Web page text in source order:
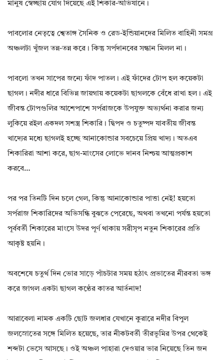
মানুষ স্বেচ্ছায় যোগ দিয়েছে এই শিকার-অভিযানে।
পাবলোর নেতৃত্বে শ্বেতাঙ্গ সৈনিক ও রেড-ইন্ডিয়ানদের মিলিত বাহিনী সমগ্র
অঞ্চলটা খুঁজল তন্ন-তন্ন করে। কিন্তু সর্পদানবের সন্ধান মিলল না।
পাবলো তখন সাপের জন্যে ফাঁদ পাতল। এই ফাঁদের টোপ হল কয়েকটা
ছাগল। নদীর ধারে বিভিন্ন জায়গায় কয়েকটা ছাগলকে বেঁধে রাখা হল। এই
জীবন্ত টোপগুলির আশেপাশে সর্পরাজকে উপযুক্ত অভ্যর্থনা করার জন্য
লুকিয়ে রইল একদল সশস্ত্র শিকারি। দ্বিপদ ও চতুষ্পদ যাবতীয় জীবন্ত
খাদ্যের মধ্যে ছাগলই হচ্ছে আনাকোন্ডার সবচেয়ে প্রিয় খাদ্য। অতএব
শিকারিরা আশা করে, ছাগ-মাংসের লোভে দানব নিশ্চয় আত্মপ্রকাশ
করবে…
পর পর তিনটি দিন চলে গেল, কিন্তু আনাকোন্ডার পাত্তা নেই! হয়তো
সর্পরাজ শিকারিদের অভিসন্ধি বুঝতে পেরেছে, অথবা তখনো পর্যন্ত হয়তো
পূর্ববর্তী শিকারের মাংসে উদর পূর্ণ থাকায় সরীসৃপ নতুন শিকারের প্রতি
আকৃষ্ট হয়নি।
অবশেষে চতুর্থ দিন ভোর সাড়ে পাঁচটার সময় হঠাৎ প্রভাতের নীরবতা ভঙ্গ
করে জাগল একটা ছাগল কণ্ঠের কাতর আর্তনাদ!
আরাবেলা নামক একটি ছোট জলধার যেখানে কুরারে নদীর বিপুল
জলস্রোতের সঙ্গে মিলিত হয়েছে, তার নীকটবর্তী তীরভূমির উপর থেকেই
শব্দটা ভেসে আসছে। ওই অঞ্চল পাহারা দেওয়ার ভার নিয়েছে তিন জন